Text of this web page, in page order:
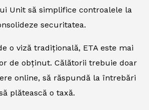
Unit să simplifice controalele la
securitatea.
o viză tradițională, ETA este mai
de obținut. Călătorii trebuie doar
online, să răspundă la întrebări
plătească o taxă.